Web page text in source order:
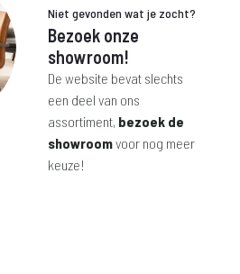
Niet gevonden wat je zocht?
Bezoek onze
showroom!
De website bevat slechts
een deel van ons
assortiment, bezoek de
showroomvoor nog meer
keuze!